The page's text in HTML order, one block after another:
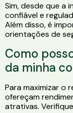
Sim, desde que a
confiável e
Além disso, é
orientações de
Como
da minha
Para maximizar o
ofereçam
atrativas.